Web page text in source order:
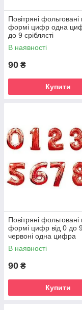
Повітряні фольговані
формі цифр одна
до 9 сріблясті
В наявності
90 ₴
Купити
Повітряні фольговані
формі цифр від 0 до 9
червоні одна цифра
В наявності
90 ₴
Купити